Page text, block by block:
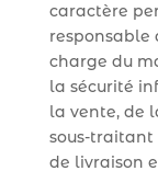
caractère
responsable
charge du
la sécurité
la vente, de
sous-traitant
de livraison